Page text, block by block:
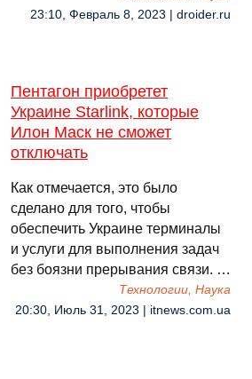
23:10, Февраль 8, 2023 | droider.ru
Пeнтагон приобретет
Украине Starlink, которые
Илон Маск не сможет
отключать
Как отмечается, это было
сделано для того, чтобы
обеспечить Украине терминалы
и услуги для выполнения задач
без боязни прерывания связи. …
Технологии, Наука
20:30, Июль 31, 2023 | itnews.com.ua